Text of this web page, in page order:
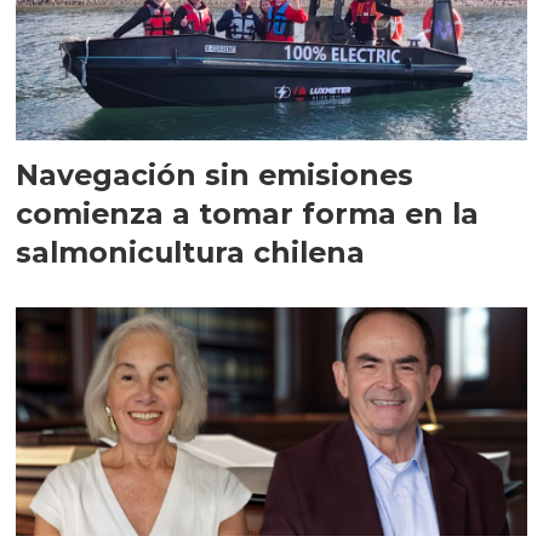
Navegación sin emisiones
comienza a tomar forma en la
salmonicultura chilena